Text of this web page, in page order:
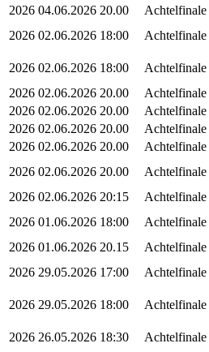
2026 04.06.2026 20.00 Achtelfinale
2026 02.06.2026 18:00 Achtelfinale
2026 02.06.2026 18:00 Achtelfinale
2026 02.06.2026 20.00 Achtelfinale
2026 02.06.2026 20.00 Achtelfinale
2026 02.06.2026 20.00 Achtelfinale
2026 02.06.2026 20.00 Achtelfinale
2026 02.06.2026 20.00 Achtelfinale
2026 02.06.2026 20:15 Achtelfinale
2026 01.06.2026 18:00 Achtelfinale
2026 01.06.2026 20.15 Achtelfinale
2026 29.05.2026 17:00 Achtelfinale
2026 29.05.2026 18:00 Achtelfinale
2026 26.05.2026 18:30 Achtelfinale